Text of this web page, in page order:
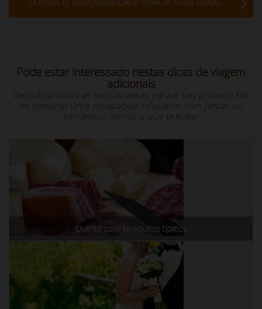
Pode estar interessado nestas dicas de viagem
adicionais
Descubra todas as nossas ideias para o seu próximo fim
de semana! Uma escapadela relaxante, com jantar ou
romântica: temos o que precisa!
Quinta com produtos típicos